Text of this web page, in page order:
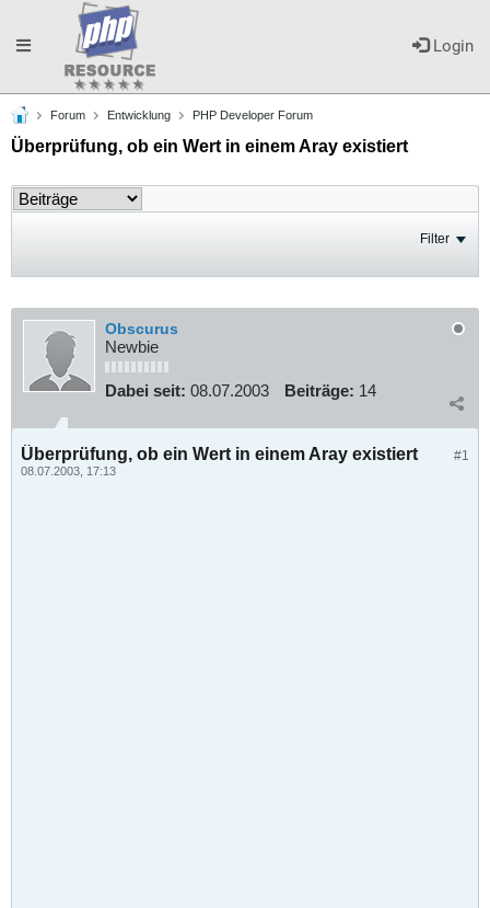
Login
Toggle
navigation
Forum Entwicklung PHP Developer Forum
Überprüfung, ob ein Wert in einem Aray existiert
Filter
Obscurus
Newbie
Dabei seit: 08.07.2003 Beiträge: 14
#1
Überprüfung, ob ein Wert in einem Aray existiert
08.07.2003, 17:13